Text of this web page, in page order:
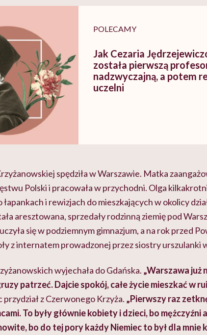
POLECAMY
Jak Cezaria
została pierwszą
nadzwyczajną, a potem
uczelni
spędziła w Warszawie. Matka
Polski i pracowała w przychodni. Olga
łapankach i rewizjach do mieszkających w okolicy
aresztowana, sprzedały rodzinną ziemię pod
się w podziemnym gimnazjum, a na rok przed
z internatem prowadzonej przez siostry urszulanki
wyjechała do Gdańska. „Warszawa już
patrzeć. Dajcie spokój, całe życie mieszkać w
przydział z Czerwonego Krzyża. „Pierwszy raz
To były głównie kobiety i dzieci, bo mężczyźni
bo do tej pory każdy Niemiec to był dla mnie